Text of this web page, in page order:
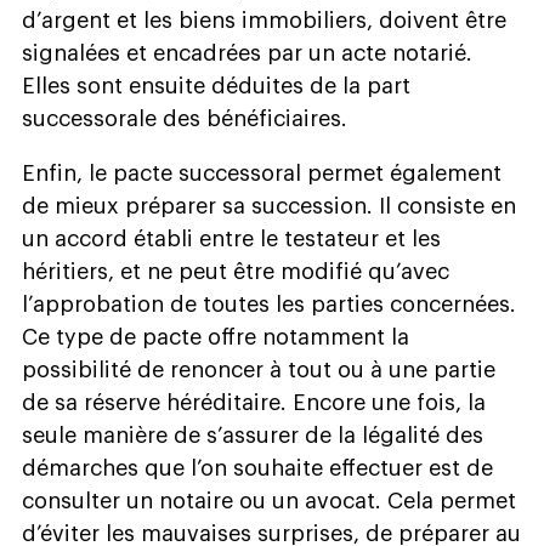
d’argent et les biens immobiliers, doivent être
signalées et encadrées par un acte notarié.
Elles sont ensuite déduites de la part
successorale des bénéficiaires.
Enfin, le pacte successoral permet également
de mieux préparer sa succession. Il consiste en
un accord établi entre le testateur et les
héritiers, et ne peut être modifié qu’avec
l’approbation de toutes les parties concernées.
Ce type de pacte offre notamment la
possibilité de renoncer à tout ou à une partie
de sa réserve héréditaire. Encore une fois, la
seule manière de s’assurer de la légalité des
démarches que l’on souhaite effectuer est de
consulter un notaire ou un avocat. Cela permet
d’éviter les mauvaises surprises, de préparer au